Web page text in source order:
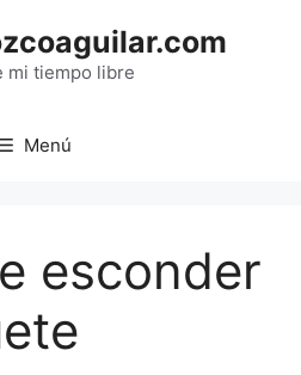
mi tiempo libre
Menú
esconder